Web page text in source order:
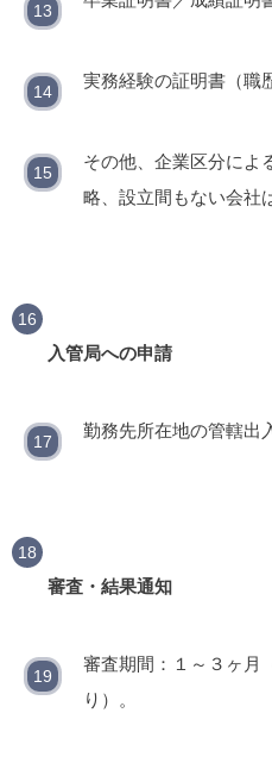
実務経験の証明書（職
その他、企業区分によ
略、設立間もない会社
入管局への申請
勤務先所在地の管轄出
審査・結果通知
審査期間：１～３ヶ月
り）。